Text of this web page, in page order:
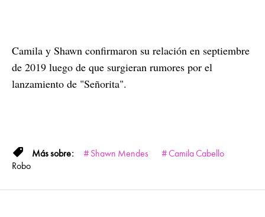
Camila y Shawn confirmaron su relación en septiembre
de 2019 luego de que surgieran rumores por el
lanzamiento de "Señorita".
Shawn Mendes
Camila Cabello
Robo